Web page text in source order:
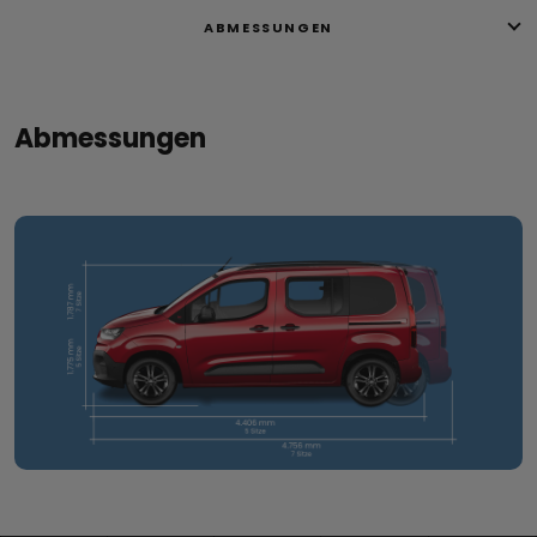
ABMESSUNGEN
Abmessungen